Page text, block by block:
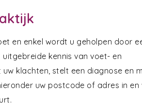
en enkel wordt u geholpen door
kennis van voet- en
klachten, stelt een diagnose en
uw postcode of adres in en